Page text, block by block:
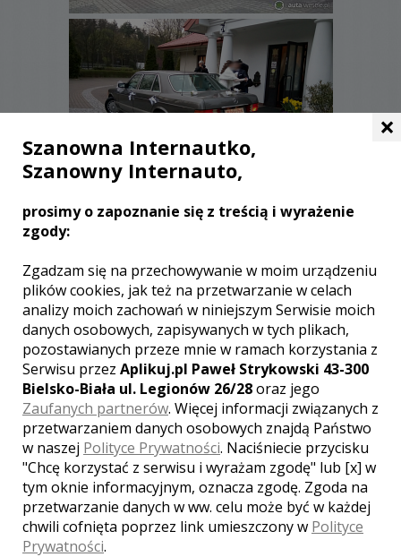
×
Szanowna Internautko,
Szanowny Internauto,
prosimy o zapoznanie się z treścią i wyrażenie
zgody:
Zgadzam się na przechowywanie w moim urządzeniu
plików cookies, jak też na przetwarzanie w celach
analizy moich zachowań w niniejszym Serwisie moich
danych osobowych, zapisywanych w tych plikach,
pozostawianych przeze mnie w ramach korzystania z
Serwisu przez Aplikuj.pl Paweł Strykowski 43-300
Bielsko-Biała ul. Legionów 26/28oraz jego
Zaufanych partnerów. Więcej informacji związanych z
przetwarzaniem danych osobowych znajdą Państwo
w naszej Polityce Prywatności. Naciśniecie przycisku
"Chcę korzystać z serwisu i wyrażam zgodę" lub [x] w
tym oknie informacyjnym, oznacza zgodę. Zgoda na
przetwarzanie danych w ww. celu może być w każdej
chwili cofnięta poprzez link umieszczony w Polityce
Prywatności.